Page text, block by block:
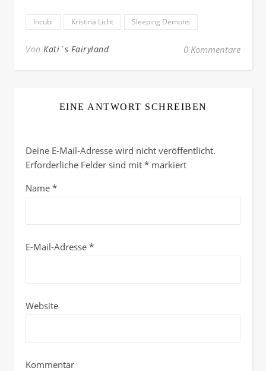
Incubi Kristina Licht Sleeping Demons
Von Kati´s Fairyland 0 Kommentare
EINE ANTWORT SCHREIBEN
Deine E-Mail-Adresse wird nicht veröffentlicht.
Erforderliche Felder sind mit * markiert
Name *
E-Mail-Adresse *
Website
Kommentar